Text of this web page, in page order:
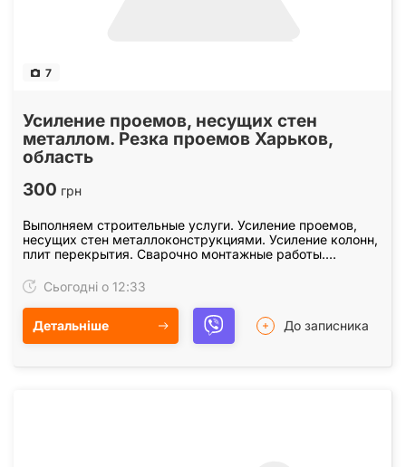
7
Усиление проемов, несущих стен
металлом. Резка проемов Харьков,
область
300 грн
Выполняем строительные услуги. Усиление проемов,
несущих стен металлоконструкциями. Усиление колонн,
плит перекрытия. Сварочно монтажные работы.
Сьогодні о 12:33
Детальніше До записника